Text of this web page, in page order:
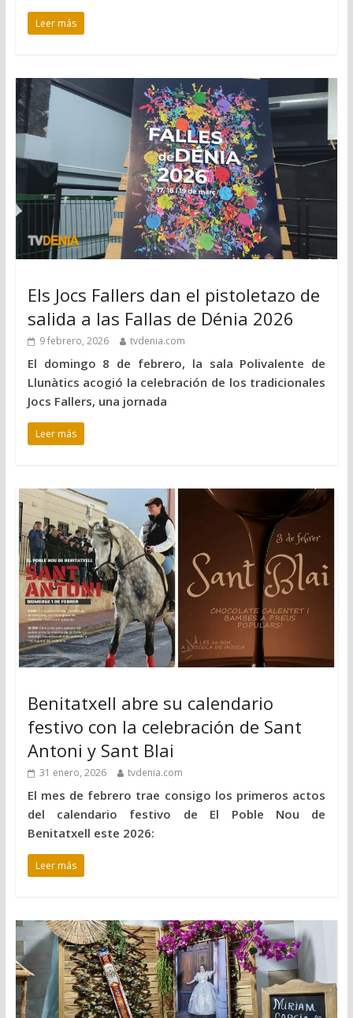
Leer más
Els Jocs Fallers dan el pistoletazo de
salida a las Fallas de Dénia 2026
9 febrero, 2026 tvdenia.com
El domingo 8 de febrero, la sala Polivalente de
Llunàtics acogió la celebración de los tradicionales
Jocs Fallers, una jornada
Leer más
Benitatxell abre su calendario
festivo con la celebración de Sant
Antoni y Sant Blai
31 enero, 2026 tvdenia.com
El mes de febrero trae consigo los primeros actos
del calendario festivo de El Poble Nou de
Benitatxell este 2026:
Leer más